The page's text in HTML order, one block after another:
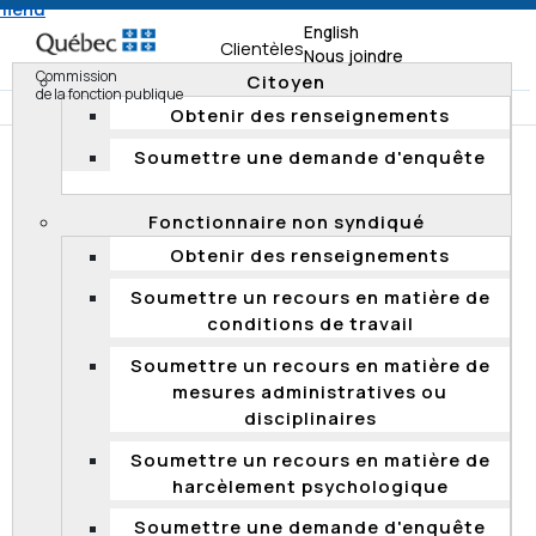
Commission
de la fonction publique
English
Nous joindre
Clientèles
Citoyen
Obtenir des renseignements
Soumettre une demande d'enquête
Fonctionnaire non syndiqué
Obtenir des renseignements
Soumettre un recours en matière de
conditions de travail
Soumettre un recours en matière de
mesures administratives ou
disciplinaires
Soumettre un recours en matière de
harcèlement psychologique
Soumettre une demande d'enquête
Accueil Documentation
Résumés d'enquête
Enquêtes 2020
Offre d’emploi sans suite au ministère de l’Immigration,
de la Francisation et de l’Intégration
Offre d’emploi sans suite au ministère
de l’Immigration, de la Francisation et de
l’Intégration
publique (Commission) a transmis au ministère de
l’Immigration, de la Francisation et de l’Intégration (MIFI)
ainsi qu’à la requérante, les conclusions d’une enquête